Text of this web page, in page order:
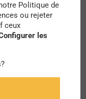
Politique de
ou rejeter
ceux
les